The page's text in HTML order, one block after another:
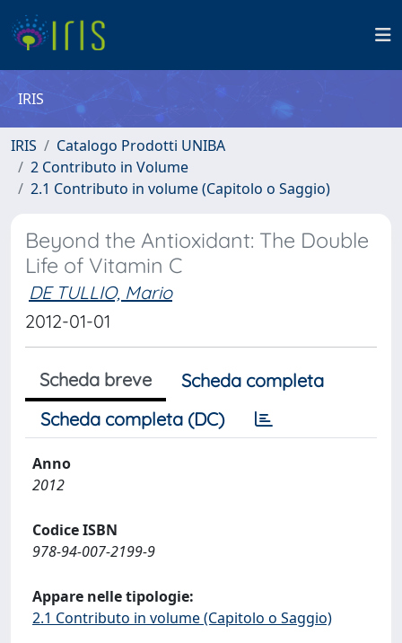
IRIS
IRIS
Catalogo Prodotti UNIBA
2 Contributo in Volume
2.1 Contributo in volume (Capitolo o Saggio)
Beyond the Antioxidant: The Double
Life of Vitamin C
DE TULLIO, Mario
2012-01-01
Scheda breve
Scheda completa
Scheda completa (DC)
Anno
2012
Codice ISBN
978-94-007-2199-9
Appare nelle tipologie:
2.1 Contributo in volume (Capitolo o Saggio)